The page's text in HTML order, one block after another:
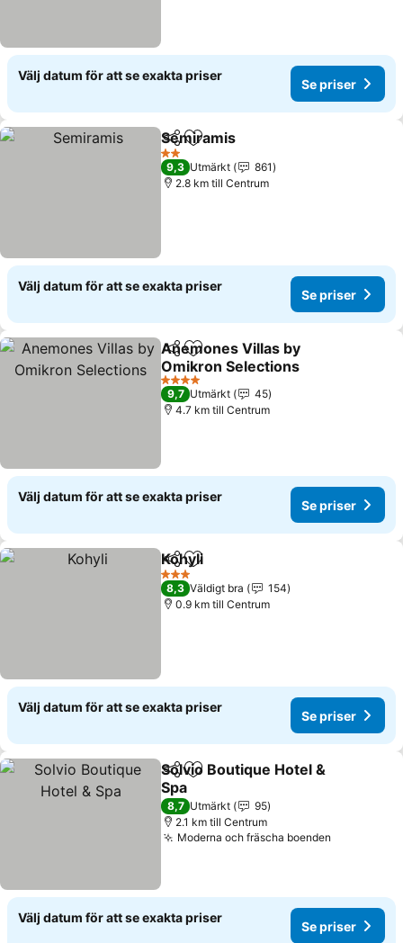
Välj datum för att se exakta priser
Se priser
Dela Lägg till i Mina Favoriter
Semiramis
2 Stjärnor
9,3 Utmärkt
861
2.8 km till Centrum
Välj datum för att se exakta priser
Se priser
Dela Lägg till i Mina Favoriter
Anemones Villas by
Omikron Selections
4 Stjärnor
9,7 Utmärkt
45
4.7 km till Centrum
Välj datum för att se exakta priser
Se priser
Dela Lägg till i Mina Favoriter
Kohyli
3 Stjärnor
8,3 Väldigt bra
154
0.9 km till Centrum
Välj datum för att se exakta priser
Se priser
Dela Lägg till i Mina Favoriter
Solvio Boutique Hotel &
Spa
8,7 Utmärkt
95
2.1 km till Centrum
Moderna och fräscha boenden
Välj datum för att se exakta priser
Se priser